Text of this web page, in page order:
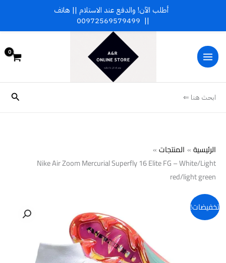
المحتوى
ابحث هنا ⇐
الرئيسية
المنتجات
Nike Air Zoom Mercurial Superfly 16 Elite FG – White/Light
red/light green
تخفيضات!
أطلب الآن! والدفع عند الاستلام || هاتف
||
00972569579499